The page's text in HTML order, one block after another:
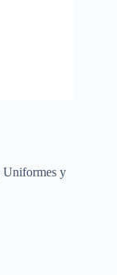
Uniformes y